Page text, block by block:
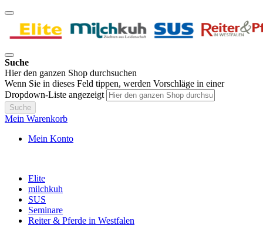
Suche
Hier den ganzen Shop durchsuchen
Wenn Sie in dieses Feld tippen, werden Vorschläge in einer
Dropdown-Liste angezeigt
Suche
Mein Warenkorb
Mein Konto
Elite
milchkuh
SUS
Seminare
Reiter & Pferde in Westfalen